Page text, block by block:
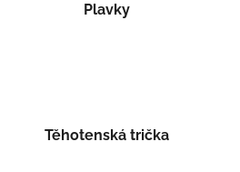
Plavky
Těhotenská trička